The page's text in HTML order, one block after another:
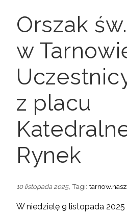
Orszak
w
z placu
Rynek
10 listopada 2025 , Tagi:
W niedzielę 9 listopada 2025